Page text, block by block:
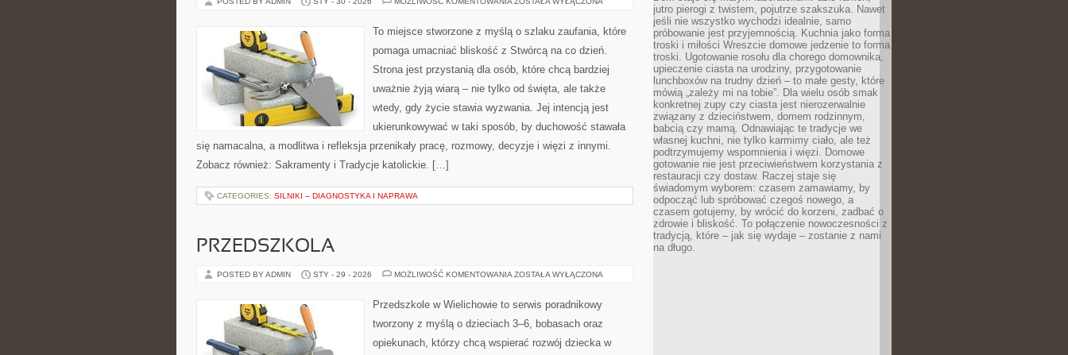
To miejsce stworzone z myślą o szlaku zaufania, które
pomaga umacniać bliskość z Stwórcą na co dzień.
Strona jest przystanią dla osób, które chcą bardziej
uważnie żyją wiarą – nie tylko od święta, ale także
wtedy, gdy życie stawia wyzwania. Jej intencją jest
ukierunkowywać w taki sposób, by duchowość stawała
się namacalna, a modlitwa i refleksja przenikały pracę, rozmowy, decyzje i więzi z innymi.
Zobacz również: Sakramenty i Tradycje katolickie. […]
CATEGORIES: SILNIKI – DIAGNOSTYKA I NAPRAWA
PRZEDSZKOLA
POSTED BY ADMIN STY - 29 - 2026 MOŻLIWOŚĆ KOMENTOWANIA PRZEDSZKOLA
ZOSTAŁA WYŁĄCZONA
Przedszkole w Wielichowie to serwis poradnikowy
tworzony z myślą o dzieciach 3–6, bobasach oraz
opiekunach, którzy chcą wspierać rozwój dziecka w
jutro pierogi z twistem, pojutrze szakszuka. Nawet
jeśli nie wszystko wychodzi idealnie, samo
próbowanie jest przyjemnością. Kuchnia jako forma
troski i miłości Wreszcie domowe jedzenie to forma
troski. Ugotowanie rosołu dla chorego domownika,
upieczenie ciasta na urodziny, przygotowanie
lunchboxów na trudny dzień – to małe gesty, które
mówią „zależy mi na tobie”. Dla wielu osób smak
konkretnej zupy czy ciasta jest nierozerwalnie
związany z dzieciństwem, domem rodzinnym,
babcią czy mamą. Odnawiając te tradycje we
własnej kuchni, nie tylko karmimy ciało, ale też
podtrzymujemy wspomnienia i więzi. Domowe
gotowanie nie jest przeciwieństwem korzystania z
restauracji czy dostaw. Raczej staje się
świadomym wyborem: czasem zamawiamy, by
odpocząć lub spróbować czegoś nowego, a
czasem gotujemy, by wrócić do korzeni, zadbać o
zdrowie i bliskość. To połączenie nowoczesności z
tradycją, które – jak się wydaje – zostanie z nami
na długo.